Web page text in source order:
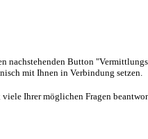
nachstehenden Button
mit Ihnen in Verbindung setzen.
Ihrer möglichen Fragen